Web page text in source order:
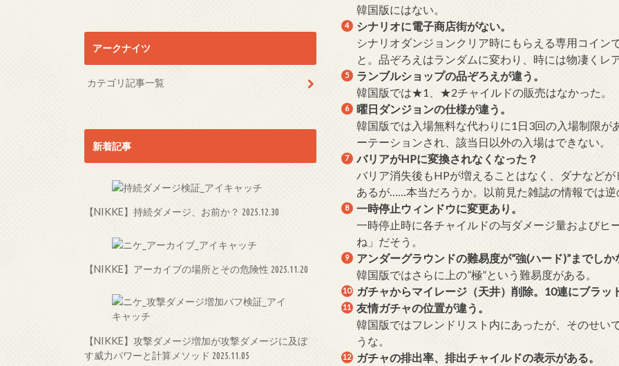
韓国版にはない。
シナリオに電子商店街がない。
シナリオダンジョンクリア時にもらえる専用コイン
と。品ぞろえはランダムに変わり、時には物凄くレ
ランブルショップの品ぞろえが違う。
韓国版では★1、★2チャイルドの販売はなかった。
曜日ダンジョンの仕様が違う。
韓国版では入場無料な代わりに1日3回の入場制限
ーテーションされ、該当日以外の入場はできない。
バリアがHPに変換されなくなった？
バリア消失後もHPが増えることはなく、ダナなど
あるが……本当だろうか。以前見た雑誌の情報では
一時停止ウィンドウに変更あり。
一時停止時に各チャイルドの与ダメージ量およびヒ
ね」だそう。
アンダーグラウンドの難易度が”強(ハード)”までしか
韓国版ではさらに上の”極”という難易度がある。
ガチャからマイレージ（天井）削除。10連にブラッ
友情ガチャの位置が違う。
韓国版ではフレンドリスト内にあったが、そのせい
うな。
ガチャの排出率、排出チャイルドの表示がある。
アークナイツ
カテゴリ記事一覧
新着記事
【NIKKE】持続ダメージ、お前か？ 2025.12.30
【NIKKE】アーカイブの場所とその危険性 2025.11.20
【NIKKE】攻撃ダメージ増加が攻撃ダメージに及ぼ
す威力パワーと計算メソッド 2025.11.05